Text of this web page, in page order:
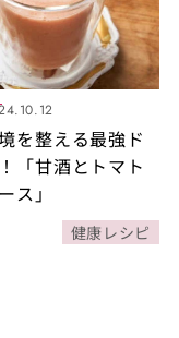
を整える最強ド
「甘酒とトマト
ス」
健康レシピ